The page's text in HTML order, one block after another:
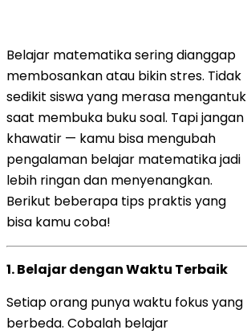
Belajar matematika sering dianggap
membosankan atau bikin stres. Tidak
sedikit siswa yang merasa mengantuk
saat membuka buku soal. Tapi jangan
khawatir — kamu bisa mengubah
pengalaman belajar matematika jadi
lebih ringan dan menyenangkan.
Berikut beberapa tips praktis yang
bisa kamu coba!
1.Belajar dengan Waktu Terbaik
Setiap orang punya waktu fokus yang
berbeda. Cobalah belajar